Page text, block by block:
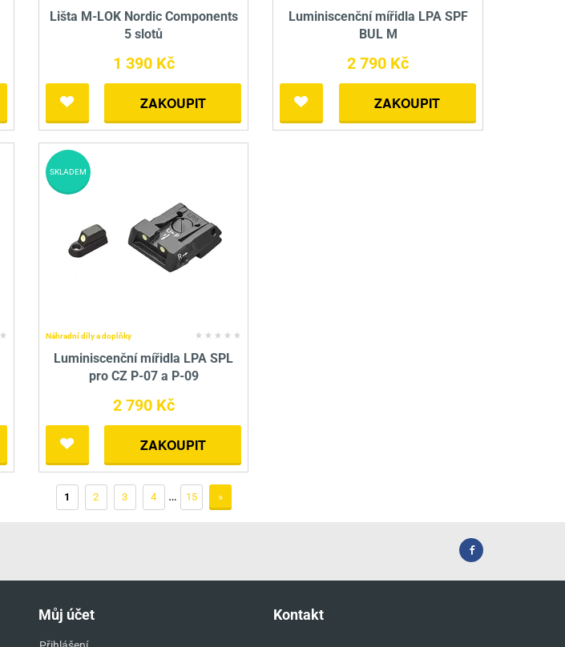
Lišta M-LOK Nordic Components
5 slotů
1 390 Kč
ZAKOUPIT
Luminiscenční mířidla LPA SPF
BUL M
2 790 Kč
ZAKOUPIT
Náhradní díly a doplňky
Luminiscenční mířidla LPA SPL
pro CZ P-07 a P-09
2 790 Kč
ZAKOUPIT
SKLADEM
1 2 3 4 … 15 »
Můj účet Kontakt